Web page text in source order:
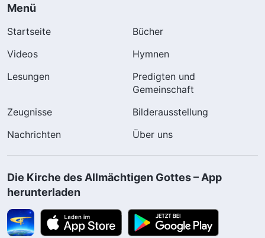
Menü
Startseite
Bücher
Videos
Hymnen
Lesungen
Predigten und
Gemeinschaft
Zeugnisse
Bilderausstellung
Nachrichten
Über uns
Die Kirche des Allmächtigen Gottes – App
herunterladen